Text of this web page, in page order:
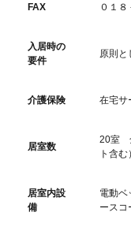
FAX ０１
入居時の
要件
原則と
介護保険 在宅サ
居室数
20室
ト含
居室内設
備
電動
ースコ